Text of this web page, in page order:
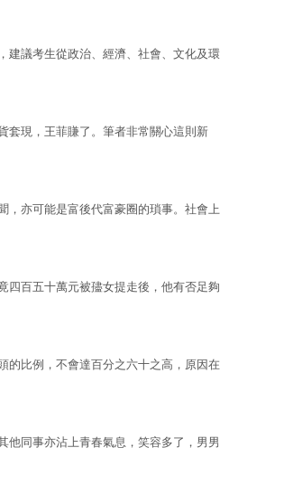
建議考生從政治、經濟、社會、文化及環
套現，王菲賺了。筆者非常關心這則新
，亦可能是富後代富豪圈的瑣事。社會上
四百五十萬元被孻女提走後，他有否足夠
的比例，不會達百分之六十之高，原因在
他同事亦沾上青春氣息，笑容多了，男男